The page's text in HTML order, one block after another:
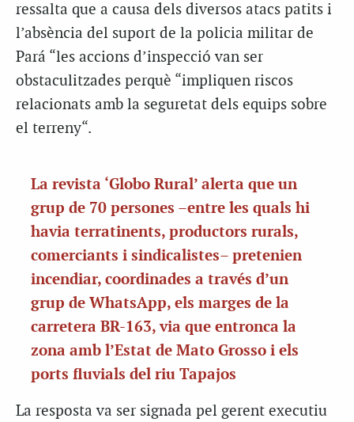
ressalta que a causa dels diversos atacs patits i
l’absència del suport de la policia militar de
Pará “les accions d’inspecció van ser
obstaculitzades perquè “impliquen riscos
relacionats amb la seguretat dels equips sobre
el terreny“.
La revista ‘Globo Rural’ alerta que un
grup de 70 persones –entre les quals hi
havia terratinents, productors rurals,
comerciants i sindicalistes– pretenien
incendiar, coordinades a través d’un
grup de WhatsApp, els marges de la
carretera BR-163, via que entronca la
zona amb l’Estat de Mato Grosso i els
ports fluvials del riu Tapajos
La resposta va ser signada pel gerent executiu